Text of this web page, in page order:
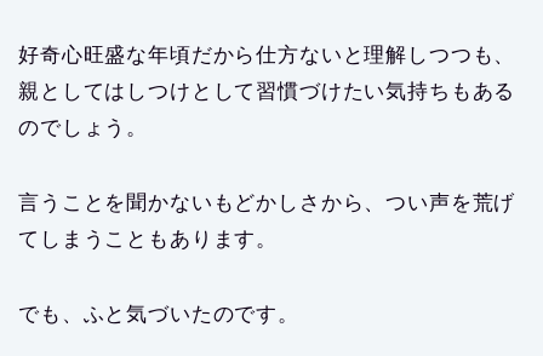
好奇心旺盛な年頃だから仕方ないと理解しつつも、
親としてはしつけとして習慣づけたい気持ちもある
のでしょう。
言うことを聞かないもどかしさから、つい声を荒げ
てしまうこともあります。
でも、ふと気づいたのです。